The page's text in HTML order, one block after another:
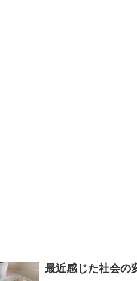
最近感じた社会の